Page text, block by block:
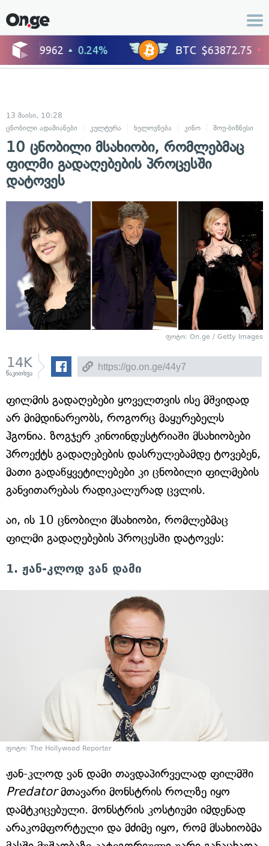
13 მაისი, 10:28
ცნობილი ადამიანები
კულტურა ხელოვნება კინო შოუ-ბიზნესი
10 ცნობილი მსახიობი, რომლებმაც
ფილმი გადაღებების პროცესში
დატოვეს
ფოტო: On.ge / Getty Images
14K
წაკითხვა
ფილმის გადაღებები ყოველთვის ისე მშვიდად
არ მიმდინარეობს, როგორც მაყურებელს
ჰგონია. ზოგჯერ კინოინდუსტრიაში მსახიობები
პროექტს გადაღებების დასრულებამდე ტოვებენ,
მათი გადაწყვეტილებები კი ცნობილი ფილმების
განვითარებას რადიკალურად ცვლის.
აი, ის 10 ცნობილი მსახიობი, რომლებმაც
ფილმი გადაღებების პროცესში დატოვეს:
1. ჟან-კლოდ ვან დამი
ფოტო: The Hollywood Reporter
ჟან-კლოდ ვან დამი თავდაპირველად ფილმში
Predatorმთავარი მონსტრის როლზე იყო
დამტკიცებული. მონსტრის კოსტიუმი იმდენად
არაკომფორტული და მძიმე იყო, რომ მსახიობმა